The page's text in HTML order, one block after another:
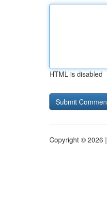
HTML is disabled
Copyright © 2026 |